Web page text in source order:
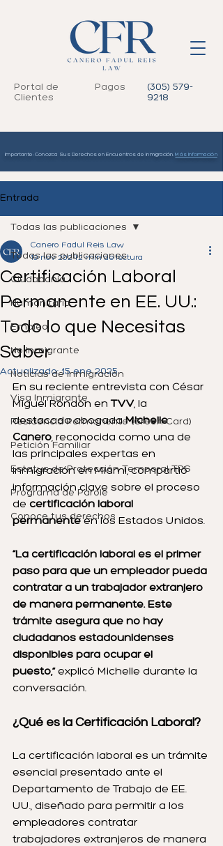
Portal de
Clientes
Pagos
(305) 579-
9218
Importante: Conozca Sus Derechos en Encuentros de Inmigración. Más Información
Entrada
Todas las publicaciones
Ciudadanía
Humanitario
Empleo
No Inmigrante
Noticias de Inmigración
Visa Inmigrante
Residencia Permanente (Green Card)
Petición Familiar
Estatus de Protección Temporal TPS
Programa de Parole
Conoce tus derechos
Todas las publicaciones
Certificación Laboral
Permanente en EE. UU.:
Todo lo que Necesitas
Saber
Canero Fadul Reis Law
19 nov 20242 min de lectura
Actualizado:15 ene 2025
En su reciente entrevista con César
Miguel Rondón en TVV, la
destacada abogada Michelle
Canero, reconocida como una de
las principales expertas en
inmigración en Miami, compartió
información clave sobre el proceso
de certificación laboral
permanente en los Estados Unidos.
“La certificación laboral es el primer
paso para que un empleador pueda
contratar a un trabajador extranjero
de manera permanente. Este
trámite asegura que no hay
ciudadanos estadounidenses
disponibles para ocupar el
puesto,” explicó Michelle durante la
conversación.
¿Qué es la Certificación Laboral?
La certificación laboral es un trámite
esencial presentado ante el
Departamento de Trabajo de EE.
UU., diseñado para permitir a los
empleadores contratar
trabajadores extranjeros de manera